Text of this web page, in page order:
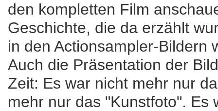
den kompletten Film
Geschichte, die da erzählt
in den Actionsampler-Bildern
Auch die Präsentation der
Zeit: Es war nicht mehr nur
mehr nur das "Kunstfoto". Es